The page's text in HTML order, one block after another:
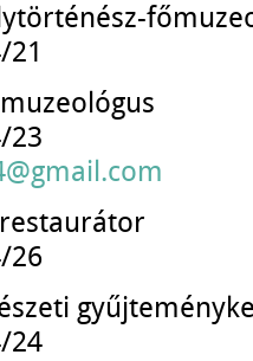
21
23
26
24